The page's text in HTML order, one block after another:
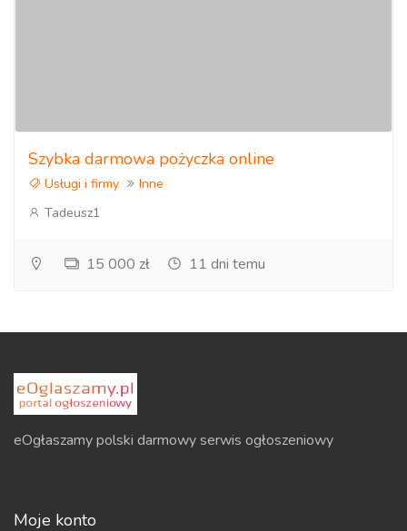
Szybka darmowa pożyczka online
Usługi i firmy
Inne
Tadeusz1
15 000 zł 11 dni temu
eOgłaszamy polski darmowy serwis ogłoszeniowy
Moje konto